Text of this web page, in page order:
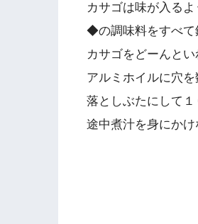
カサゴは味が入るよ
◆の調味料をすべて
カサゴをどーんと
アルミホイルに穴
落としぶたにして１
途中煮汁を身にかけ